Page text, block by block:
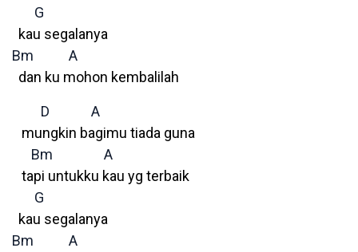
G
kau segalanya
Bm
A
dan ku mohon kembalilah
D
A
mungkin bagimu tiada guna
Bm
A
tapi untukku kau yg terbaik
G
kau segalanya
Bm
A